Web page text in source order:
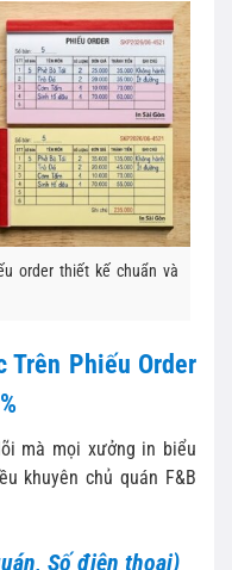
order thiết kế chuẩn và
Trên Phiếu Order
mà mọi xưởng in biểu
khuyên chủ quán F&B
Số điện thoại)